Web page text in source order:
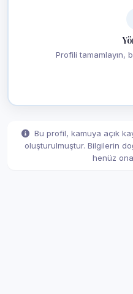
Profili tamamlayın,
Bu profil, kamuya açık
oluşturulmuştur. Bilgilerin
henüz